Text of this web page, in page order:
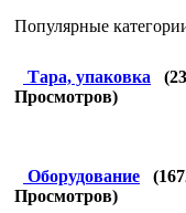
Популярные
Тара, упаковка (
Просмотров)
Оборудование (
Просмотров)